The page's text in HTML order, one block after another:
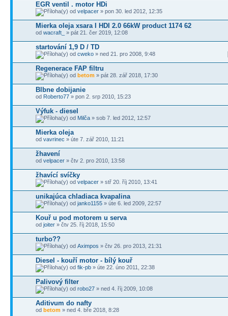
EGR ventil . motor HDi
od velpacer » pon 30. led 2012, 12:35
Mierka oleja xsara I HDI 2.0 66kW product 1174 62
od wacraft_ » pát 21. čer 2019, 12:08
startování 1,9 D / TD
od cweko » ned 21. pro 2008, 9:48
Regenerace FAP filtru
od betom » pát 28. zář 2018, 17:30
Blbne dobijanie
od Roberto77 » pon 2. srp 2010, 15:23
Výfuk - diesel
od Milča » sob 7. led 2012, 12:57
Mierka oleja
od vavrinec » úte 7. zář 2010, 11:21
žhavení
od velpacer » čtv 2. pro 2010, 13:58
žhavící svíčky
od velpacer » stř 20. říj 2010, 13:41
unikajúca chladiaca kvapalina
od janko1155 » úte 6. led 2009, 22:57
Kouř u pod motorem u serva
od joiter » čtv 25. říj 2018, 15:50
turbo??
od Aximpos » čtv 26. pro 2013, 21:31
Diesel - kouří motor - bílý kouř
od fik-pb » úte 22. úno 2011, 22:38
Palivový filter
od robo27 » ned 4. říj 2009, 10:08
Aditivum do nafty
od betom » ned 4. bře 2018, 8:28